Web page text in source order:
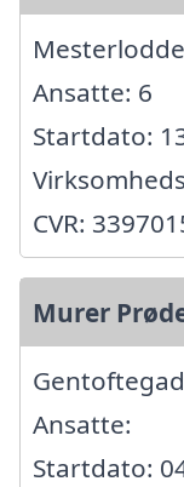
Ansatte: 6
Startdato:
CVR:
Murer
Ansatte:
Startdato: